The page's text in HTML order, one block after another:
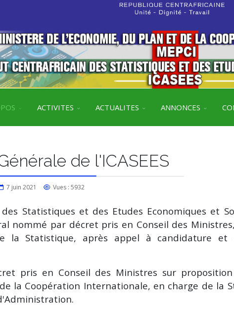
ACTIVITES ACTUALITES ANNONCES
de l'ICASEES
7 juin 2021 Vues : 5932
Statistiques et des Etudes Economiques et
nommé par décret pris en Conseil des
la Statistique, après appel à candidature et
pris en Conseil des Ministres sur
la Coopération Internationale, en charge de la